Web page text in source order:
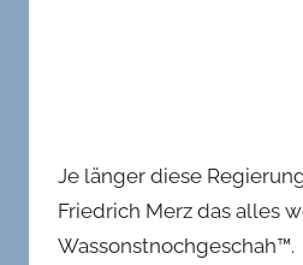
Je länger diese
Friedrich Merz das alles
Wassonstnochgeschah™.